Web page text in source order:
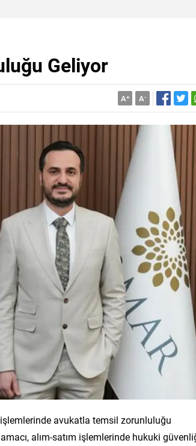
Geliyor
A+ A-
avukatla temsil zorunluluğu
alım-satım işlemlerinde hukuki